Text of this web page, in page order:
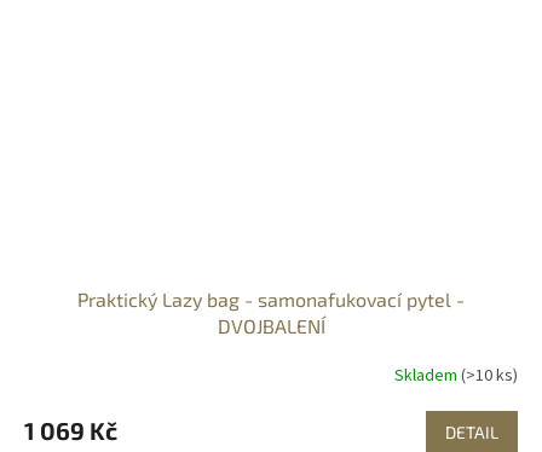
Praktický Lazy bag - samonafukovací pytel -
DVOJBALENÍ
Skladem (>10 ks)
1 069 Kč DETAIL